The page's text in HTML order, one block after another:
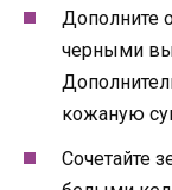
Дополните
черными
кожаную
Сочетайте